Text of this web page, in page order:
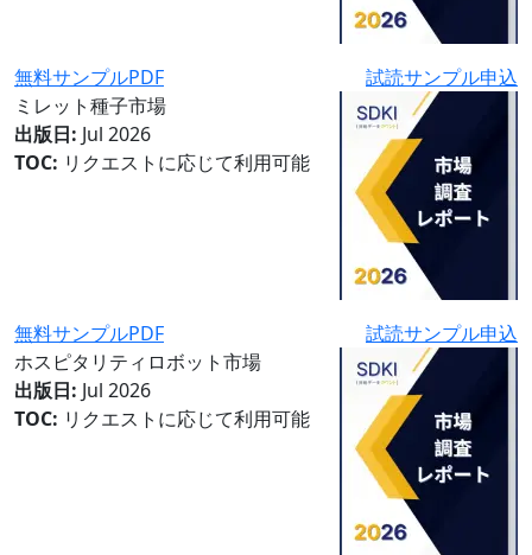
無料サンプルPDF
試読サンプル申込
ミレット種子市場
出版日: Jul 2026
TOC: リクエストに応じて利用可能
無料サンプルPDF
試読サンプル申込
ホスピタリティロボット市場
出版日: Jul 2026
TOC: リクエストに応じて利用可能